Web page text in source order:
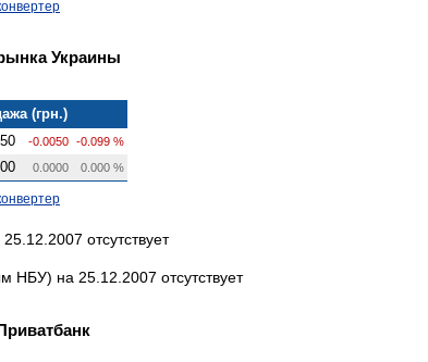
Украины
(грн.)
-0.0050 -0.099 %
0.0000 0.000 %
отсутствует
НБУ) на 25.12.2007 отсутствует